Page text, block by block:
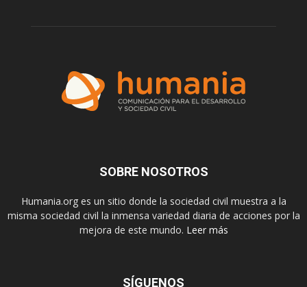
SOBRE NOSOTROS
Humania.org es un sitio donde la sociedad civil muestra a la
misma sociedad civil la inmensa variedad diaria de acciones por la
mejora de este mundo. Leer más
SÍGUENOS